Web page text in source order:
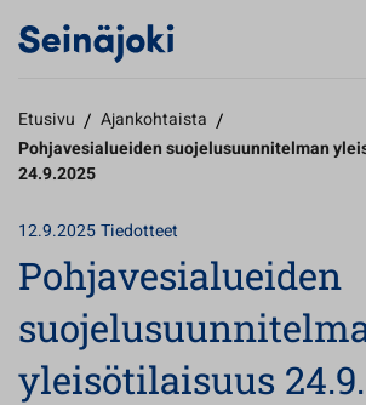
Etusivu / Ajankohtaista /
Pohjavesialueiden suojelusuunnitelman
24.9.2025
12.9.2025Tiedotteet
Pohjavesialueiden
yleisötilaisuus